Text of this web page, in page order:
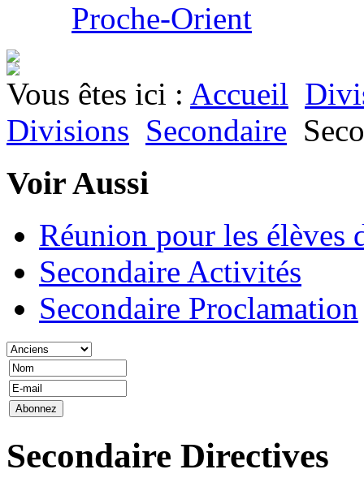
Proche-Orient
Vous êtes ici : Accueil
Divisions Secondaire
Voir Aussi
Réunion pour les élèves
Secondaire Activités
Secondaire Proclamation
Secondaire Directives